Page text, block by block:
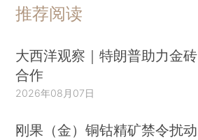
推荐阅读
大西洋观察｜特朗普助力金砖
合作
2026年08月07日
刚果（金）铜钴精矿禁令扰动